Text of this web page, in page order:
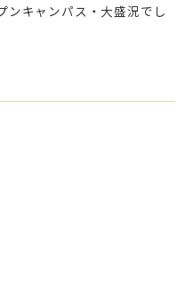
ンキャンパス・大盛況でし